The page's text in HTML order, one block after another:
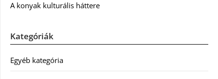
A konyak kulturális háttere
Kategóriák
Egyéb kategória